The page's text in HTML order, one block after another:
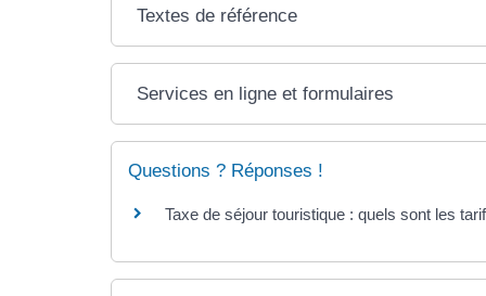
Textes de référence
Services en ligne et formulaires
Questions ? Réponses !
Taxe de séjour touristique : quels sont les